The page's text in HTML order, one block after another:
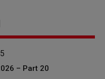
– Part 20